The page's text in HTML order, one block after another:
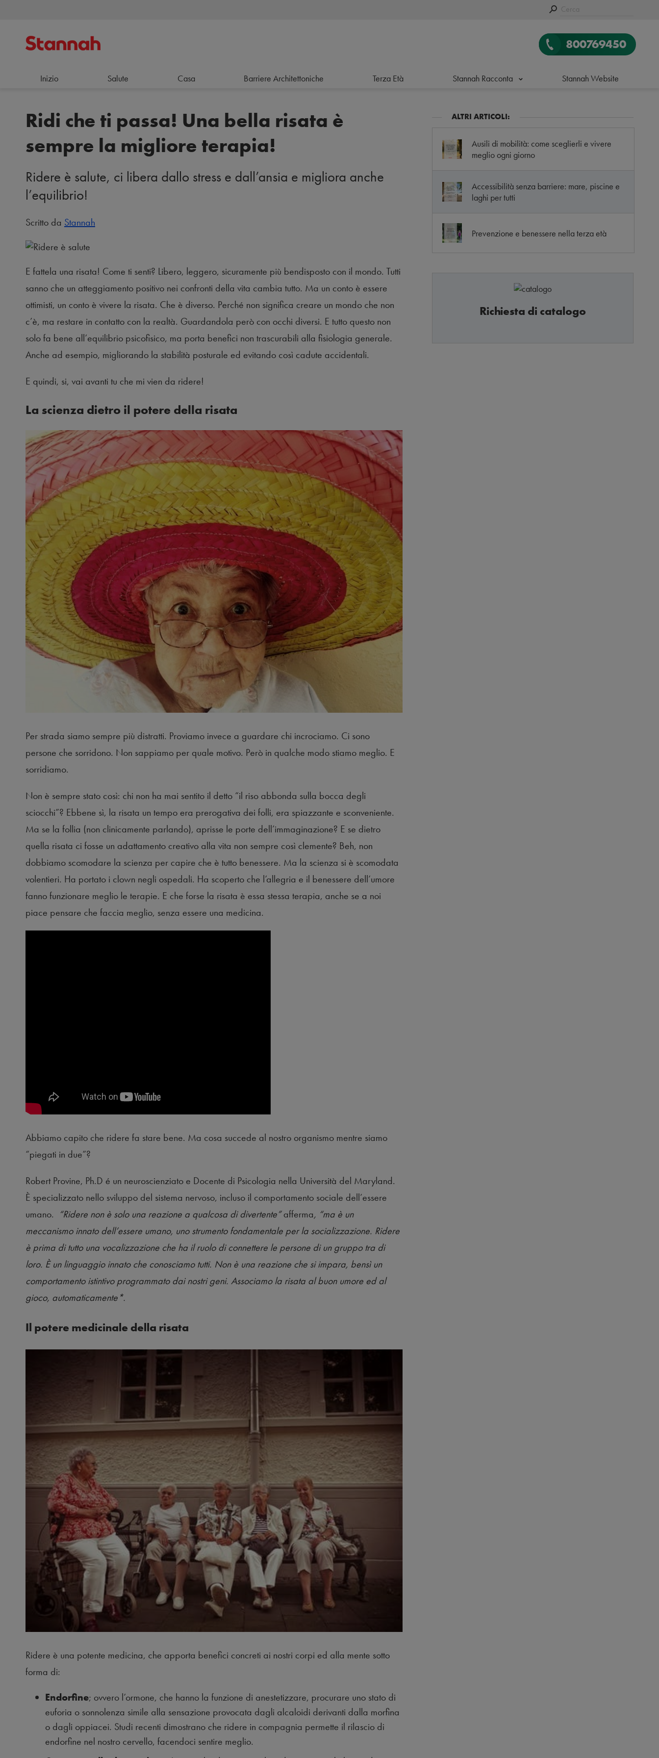
800769450
Inizio Salute Casa Barriere Architettoniche Terza Età Stannah Racconta Stannah Website
Ridi che ti passa! Una bella risata è
sempre la migliore terapia!
Ridere è salute, ci libera dallo stress e dall’ansia e migliora anche
l’equilibrio!
Scritto da Stannah
E fattela una risata! Come ti senti? Libero, leggero, sicuramente più bendisposto con il mondo. Tutti
sanno che un atteggiamento positivo nei confronti della vita cambia tutto. Ma un conto è essere
ottimisti, un conto è vivere la risata. Che è diverso. Perché non significa creare un mondo che non
c’è, ma restare in contatto con la realtà. Guardandola però con occhi diversi. E tutto questo non
solo fa bene all’equilibrio psicofisico, ma porta benefici non trascurabili alla fisiologia generale.
Anche ad esempio, migliorando la stabilità posturale ed evitando così cadute accidentali.
E quindi, si, vai avanti tu che mi vien da ridere!
La scienza dietro il potere della risata
Per strada siamo sempre più distratti. Proviamo invece a guardare chi incrociamo. Ci sono
persone che sorridono. Non sappiamo per quale motivo. Però in qualche modo stiamo meglio. E
sorridiamo.
Non è sempre stato così: chi non ha mai sentito il detto “il riso abbonda sulla bocca degli
sciocchi”? Ebbene sì, la risata un tempo era prerogativa dei folli, era spiazzante e sconveniente.
Ma se la follia (non clinicamente parlando), aprisse le porte dell’immaginazione? E se dietro
quella risata ci fosse un adattamento creativo alla vita non sempre così clemente? Beh, non
dobbiamo scomodare la scienza per capire che è tutto benessere. Ma la scienza si è scomodata
volentieri. Ha portato i clown negli ospedali. Ha scoperto che l’allegria e il benessere dell’umore
fanno funzionare meglio le terapie. E che forse la risata è essa stessa terapia, anche se a noi
piace pensare che faccia meglio, senza essere una medicina.
Abbiamo capito che ridere fa stare bene. Ma cosa succede al nostro organismo mentre siamo
“piegati in due”?
Robert Provine, Ph.D é un neuroscienziato e Docente di Psicologia nella Università del Maryland.
È specializzato nello sviluppo del sistema nervoso, incluso il comportamento sociale dell’essere
umano. “Ridere non è solo una reazione a qualcosa di divertente”afferma, “ma è un
meccanismo innato dell’essere umano, uno strumento fondamentale per la socializzazione. Ridere
è prima di tutto una vocalizzazione che ha il ruolo di connettere le persone di un gruppo tra di
loro. È un linguaggio innato che conosciamo tutti. Non è una reazione che si impara, bensì un
comportamento istintivo programmato dai nostri geni. Associamo la risata al buon umore ed al
gioco, automaticamente*.
Il potere medicinale della risata
Ridere è una potente medicina, che apporta benefici concreti ai nostri corpi ed alla mente sotto
forma di:
Endorfine; ovvero l’ormone, che hanno la funzione di anestetizzare, procurare uno stato di
euforia o sonnolenza simile alla sensazione provocata dagli alcaloidi derivanti dalla morfina
o dagli oppiacei. Studi recenti dimostrano che ridere in compagnia permette il rilascio di
endorfine nel nostro cervello, facendoci sentire meglio.
ALTRI ARTICOLI:
Ausili di mobilità: come sceglierli e vivere
meglio ogni giorno
Accessibilità senza barriere: mare, piscine e
laghi per tutti
Prevenzione e benessere nella terza età
Richiesta di catalogo